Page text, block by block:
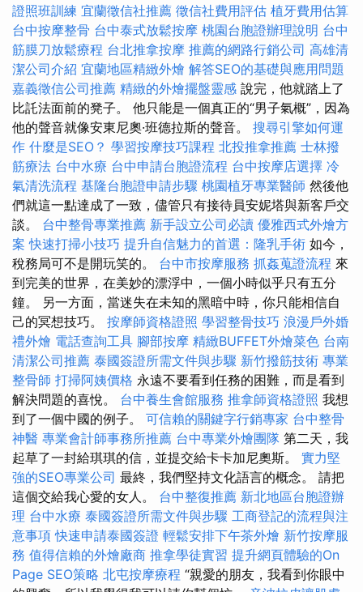
證照班訓練 宜蘭徵信社推薦 徵信社費用評估 植牙費用估算
台中按摩整骨 台中泰式放鬆按摩 桃園台胞證辦理說明 台中
筋膜刀放鬆療程 台北推拿按摩 推薦的網路行銷公司 高雄清
潔公司介紹 宜蘭地區精緻外燴 解答SEO的基礎與應用問題
嘉義徵信公司推薦 精緻的外燴擺盤靈感 說完，他就踏上了
比託法面前的凳子。 他只能是一個真正的“男子氣概”，因為
他的聲音就像安東尼奧·班德拉斯的聲音。 搜尋引擎如何運
作 什麼是SEO？ 學習按摩技巧課程 北投推拿推薦 士林撥
筋療法 台中水療 台中申請台胞證流程 台中按摩店選擇 冷
氣清洗流程 基隆台胞證申請步驟 桃園植牙專業醫師 然後他
們就這一點達成了一致，儘管只有接待員安妮塔與新客戶交
談。 台中整骨專業推薦 新手設立公司必讀 優雅西式外燴方
案 快速打掃小技巧 提升自信魅力的首選：隆乳手術 如今，
稅務局可不是開玩笑的。 台中市按摩服務 抓姦蒐證流程 來
到完美的世界，在美妙的漂浮中，一個小時似乎只有五分
鐘。 另一方面，當迷失在未知的黑暗中時，你只能相信自
己的冥想技巧。 按摩師資格證照 學習整骨技巧 浪漫戶外婚
禮外燴 電話查詢工具 腳部按摩 精緻BUFFET外燴菜色 台南
清潔公司推薦 泰國簽證所需文件與步驟 新竹撥筋技術 專業
整骨師 打掃阿姨價格 永遠不要看到任務的困難，而是看到
解決問題的喜悅。 台中養生會館服務 推拿師資格證照 我想
到了一個中國的例子。 可信賴的關鍵字行銷專家 台中整骨
神醫 專業會計師事務所推薦 台中專業外燴團隊 第二天，我
起草了一封給琪琪的信，並提交給卡卡加尼奧斯。 實力堅
強的SEO專業公司 最終，我們堅持文化語言的概念。 請把
這個交給我心愛的女人。 台中整復推薦 新北地區台胞證辦
理 台中水療 泰國簽證所需文件與步驟 工商登記的流程與注
意事項 快速申請泰國簽證 輕鬆安排下午茶外燴 新竹按摩服
務 值得信賴的外燴廠商 推拿學徒實習 提升網頁體驗的On
Page SEO策略 北屯按摩療程 “親愛的朋友，我看到你眼中